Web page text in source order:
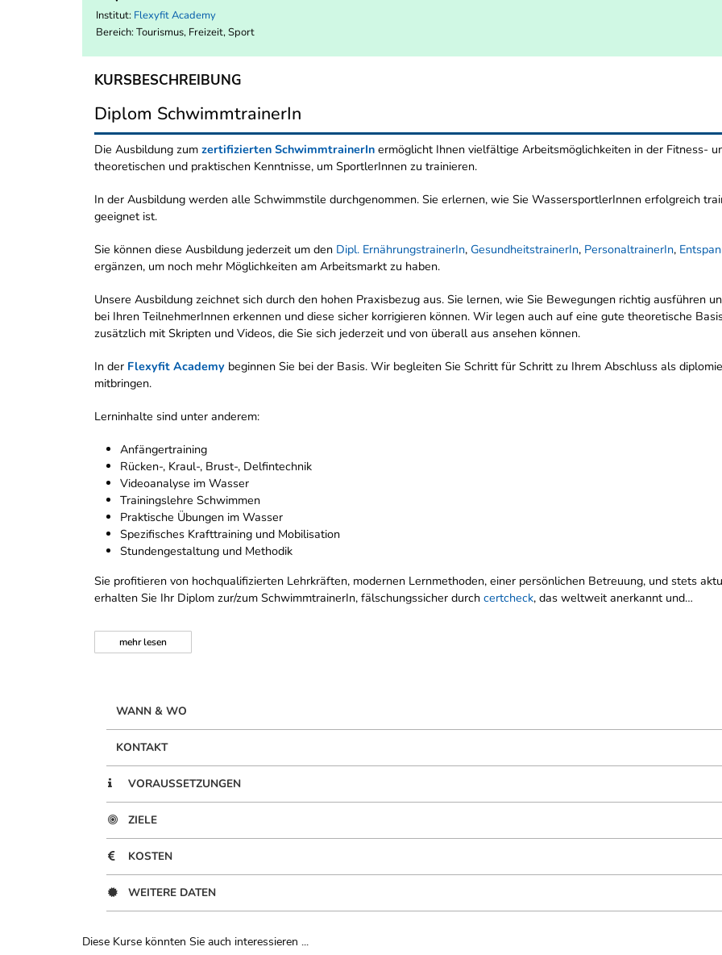
Institut: Flexyfit Academy
Bereich: Tourismus, Freizeit, Sport
KURSBESCHREIBUNG
Diplom SchwimmtrainerIn
Die Ausbildung zum zertifizierten SchwimmtrainerIn ermöglicht Ihnen vielfältige Arbeitsmöglichkeiten in der Fitness-
theoretischen und praktischen Kenntnisse, um SportlerInnen zu trainieren.
In der Ausbildung werden alle Schwimmstile durchgenommen. Sie erlernen, wie Sie WassersportlerInnen erfolgreich
geeignet ist.
Sie können diese Ausbildung jederzeit um den Dipl. ErnährungstrainerIn, GesundheitstrainerIn, PersonaltrainerIn,
ergänzen, um noch mehr Möglichkeiten am Arbeitsmarkt zu haben.
Unsere Ausbildung zeichnet sich durch den hohen Praxisbezug aus. Sie lernen, wie Sie Bewegungen richtig ausführen
bei Ihren TeilnehmerInnen erkennen und diese sicher korrigieren können. Wir legen auch auf eine gute theoretische
zusätzlich mit Skripten und Videos, die Sie sich jederzeit und von überall aus ansehen können.
In der Flexyfit Academy beginnen Sie bei der Basis. Wir begleiten Sie Schritt für Schritt zu Ihrem Abschluss als
mitbringen.
Lerninhalte sind unter anderem:
Anfängertraining
Rücken-, Kraul-, Brust-, Delfintechnik
Videoanalyse im Wasser
Trainingslehre Schwimmen
Praktische Übungen im Wasser
Spezifisches Krafttraining und Mobilisation
Stundengestaltung und Methodik
Sie profitieren von hochqualifizierten Lehrkräften, modernen Lernmethoden, einer persönlichen Betreuung, und stets
erhalten Sie Ihr Diplom zur/zum SchwimmtrainerIn, fälschungssicher durch certcheck, das weltweit anerkannt und…
mehrlesen
WANN & WO
KONTAKT
VORAUSSETZUNGEN
ZIELE
KOSTEN
WEITERE DATEN
Diese Kurse könnten Sie auch interessieren ...